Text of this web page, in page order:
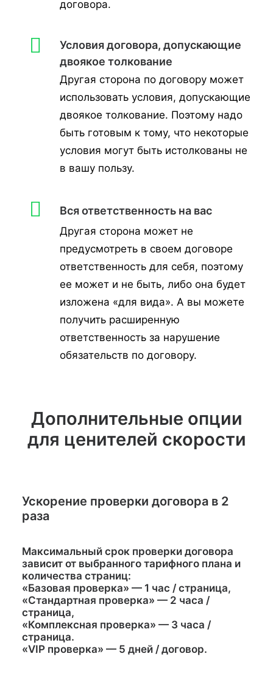
договора.
Условия договора, допускающие
двоякое толкование
Другая сторона по договору может
использовать условия, допускающие
двоякое толкование. Поэтому надо
быть готовым к тому, что некоторые
условия могут быть истолкованы не
в вашу пользу.
Вся ответственность на вас
Другая сторона может не
предусмотреть в своем договоре
ответственность для себя, поэтому
ее может и не быть, либо она будет
изложена «для вида». А вы можете
получить расширенную
ответственность за нарушение
обязательств по договору.
Дополнительные опции
для ценителей скорости
Ускорение проверки договора в 2
раза
Максимальный срок проверки договора
зависит от выбранного тарифного плана и
количества страниц:
«Базовая проверка» — 1 час / страница,
«Стандартная проверка» — 2 часа /
страница,
«Комплексная проверка» — 3 часа /
страница.
«VIP проверка» — 5 дней / договор.